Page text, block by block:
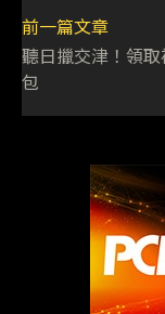
前一篇文章
聽日擸交津！領
包